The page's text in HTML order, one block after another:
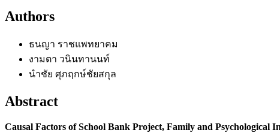
Authors
ธนญา ราชแพทยาคม
งามตา วนินทานนท์
นำชัย ศุภฤกษ์ชัยสกุล
Abstract
Causal Factors of School Bank Project, Family and